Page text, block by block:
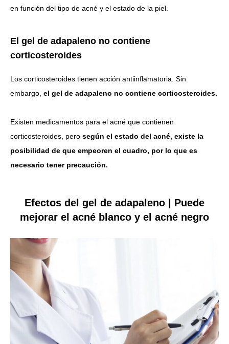
en función del tipo de acné y el estado de la piel.
El gel de adapaleno no contiene
corticosteroides
Los corticosteroides tienen acción antiinflamatoria. Sin
embargo, el gel de adapaleno no contiene corticosteroides.
Existen medicamentos para el acné que contienen
corticosteroides, pero según el estado del acné, existe la
posibilidad de que empeoren el cuadro, por lo que es
necesario tener precaución.
Efectos del gel de adapaleno | Puede
mejorar el acné blanco y el acné negro